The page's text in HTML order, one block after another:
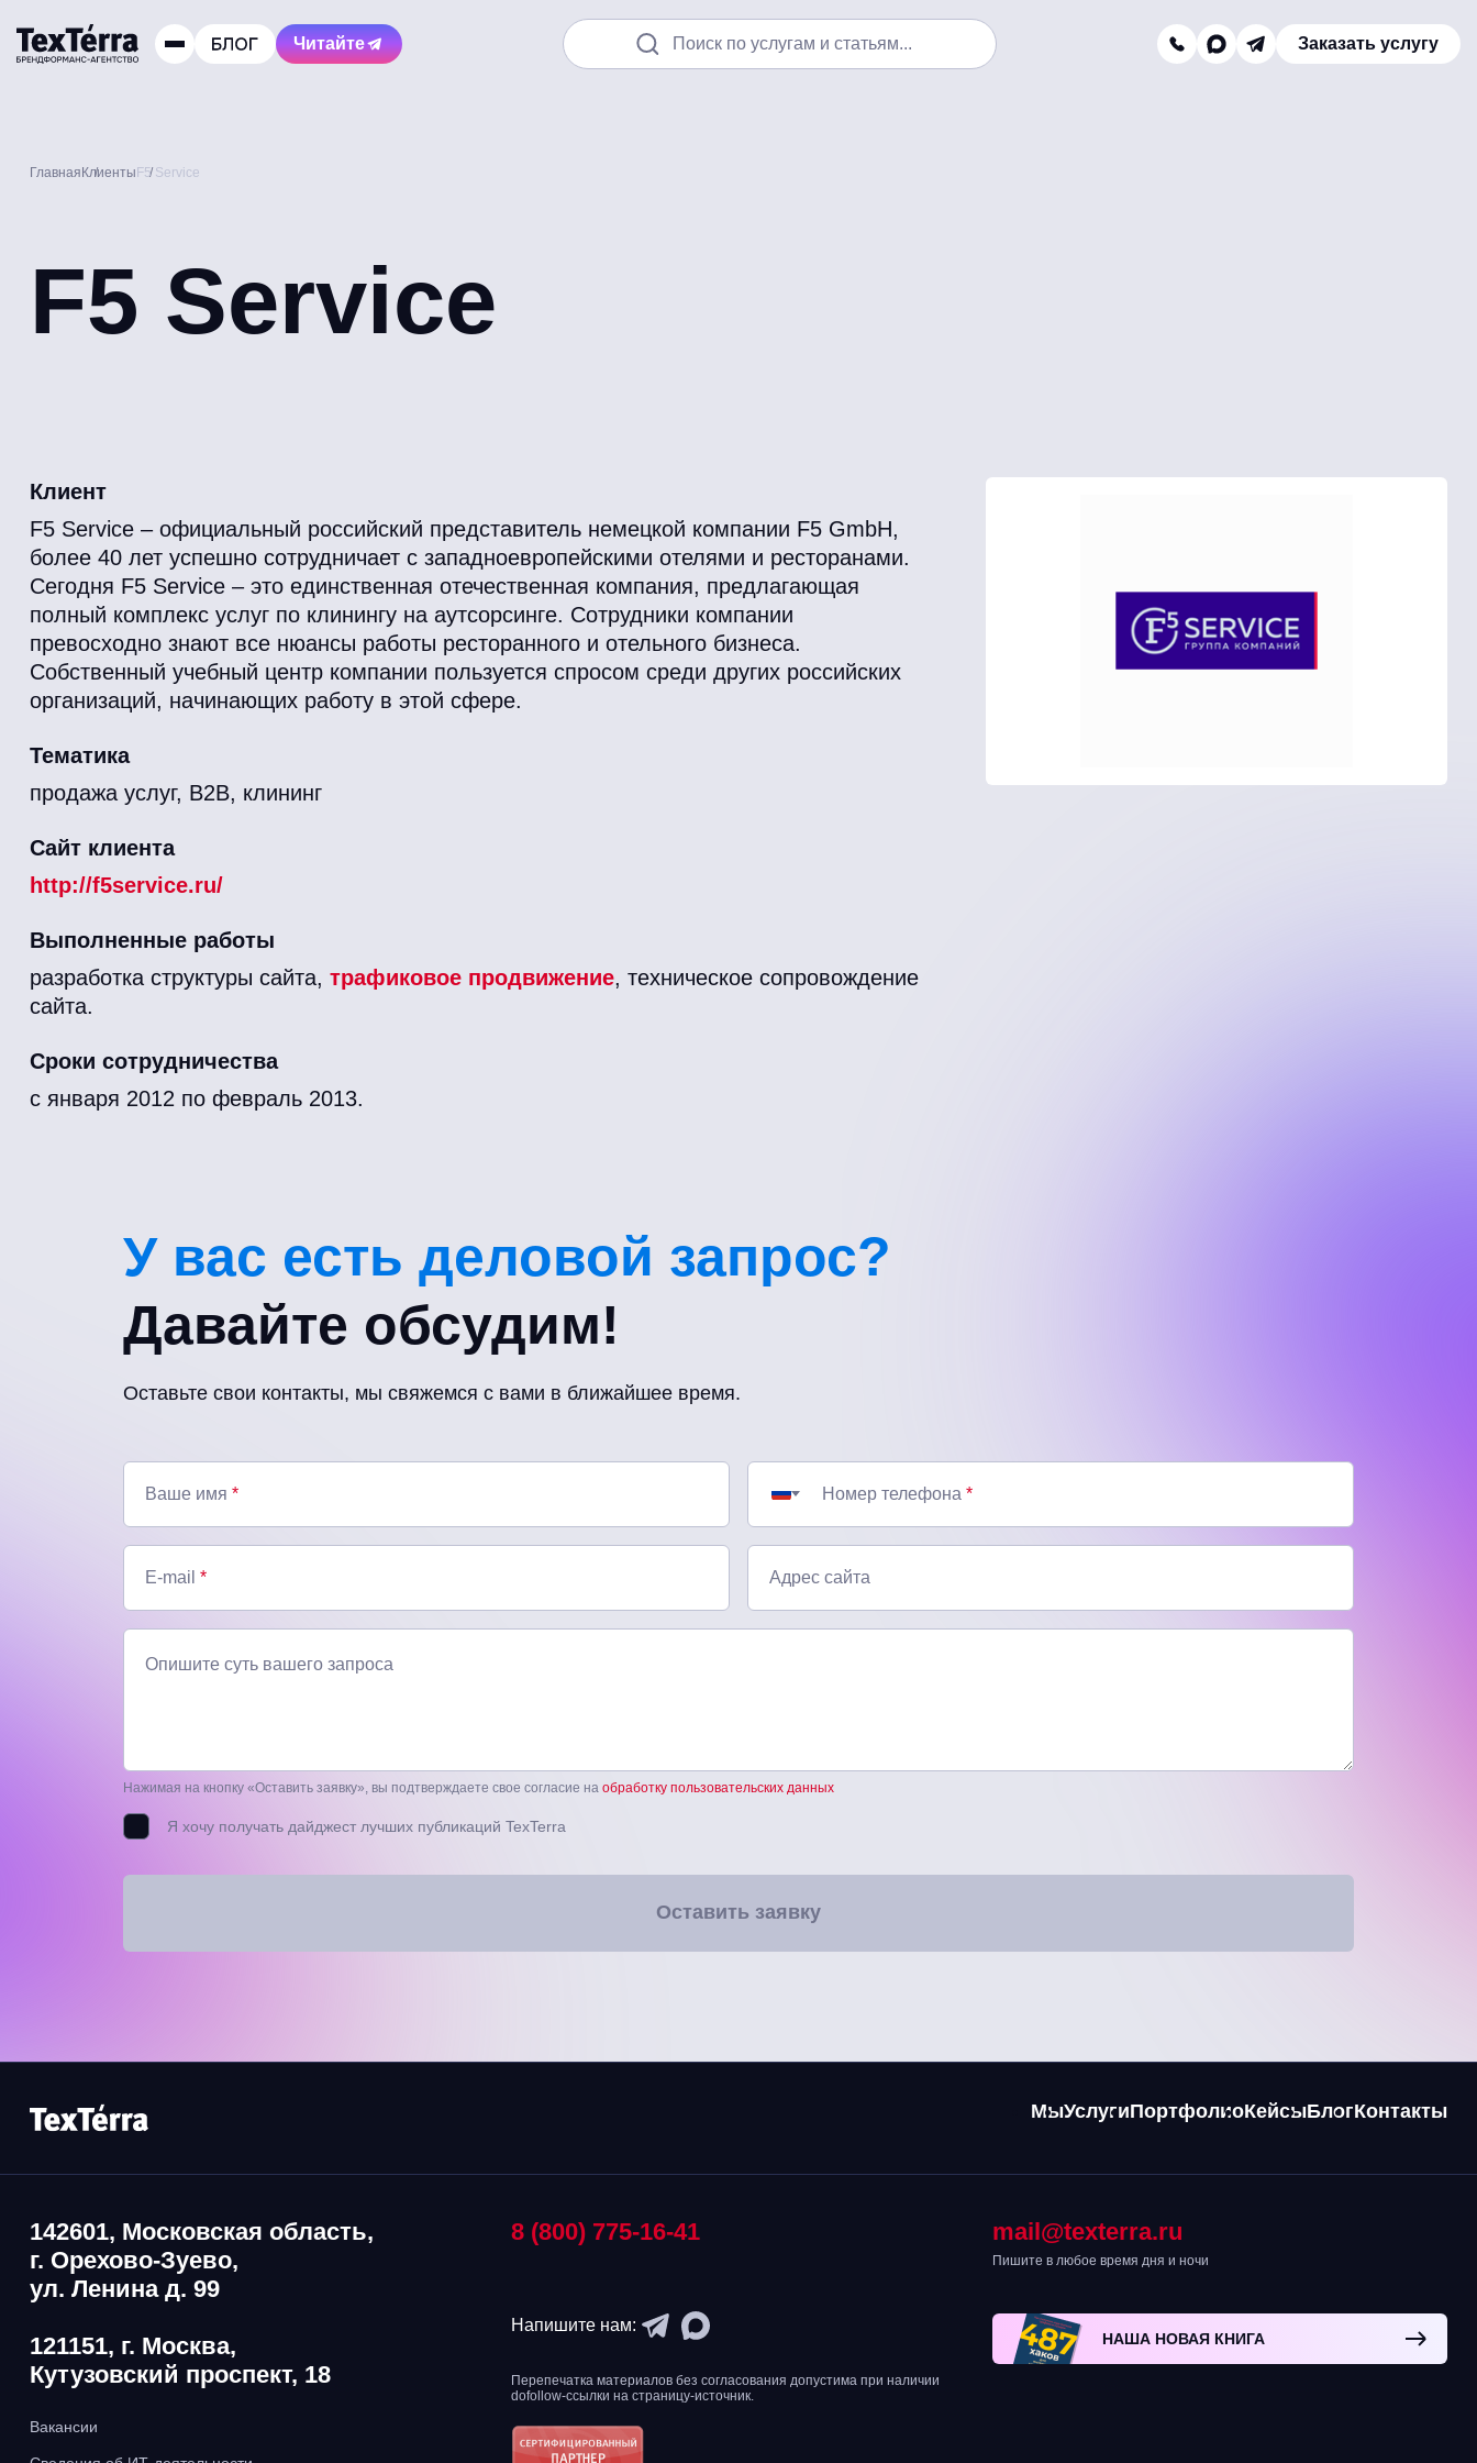
Читайте Поиск по услугам и статьям... Заказать услугу
Главная Клиенты F5 Service
F5 Service
Клиент
F5 Service – официальный российский представитель немецкой компании F5 GmbH,
более 40 лет успешно сотрудничает с западноевропейскими отелями и ресторанами.
Сегодня F5 Service – это единственная отечественная компания, предлагающая
полный комплекс услуг по клинингу на аутсорсинге. Сотрудники компании
превосходно знают все нюансы работы ресторанного и отельного бизнеса.
Собственный учебный центр компании пользуется спросом среди других российских
организаций, начинающих работу в этой сфере.
Тематика
продажа услуг, B2B, клининг
Сайт клиента
http://f5service.ru/
Выполненные работы
разработка структуры сайта, трафиковое продвижение, техническое сопровождение
сайта.
Сроки сотрудничества
с января 2012 по февраль 2013.
У вас есть деловой запрос?
Давайте обсудим!
Оставьте свои контакты, мы свяжемся с вами в ближайшее время.
Ваше имя * Номер телефона *
E-mail * Адрес сайта
Опишите суть вашего запроса
Нажимая на кнопку «Оставить заявку», вы подтверждаете свое согласие на обработку пользовательских данных
Я хочу получать дайджест лучших публикаций TexTerra
Оставить заявку
МыУслугиПортфолиоКейсыБлогКонтакты
142601, Московская область,
г. Орехово-Зуево,
ул. Ленина д. 99
121151, г. Москва,
Кутузовский проспект, 18
Вакансии
8 (800) 775-16-41
Напишите нам:
Перепечатка материалов без согласования допустима при наличии
dofollow-ссылки на страницу-источник.
mail@texterra.ru
Пишите в любое время дня и ночи
НАША НОВАЯ КНИГА